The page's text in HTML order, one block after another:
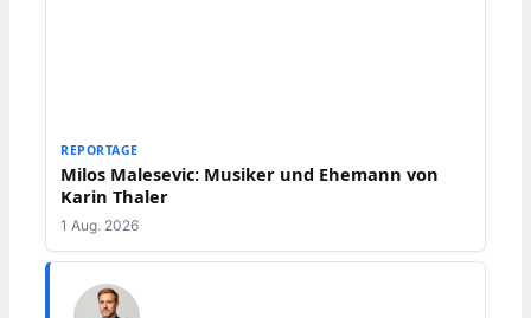
REPORTAGE
Milos Malesevic: Musiker und Ehemann von
Karin Thaler
1 Aug. 2026